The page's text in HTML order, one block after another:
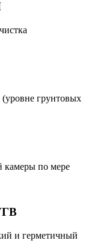
грунтовых
камеры по мере
и герметичный